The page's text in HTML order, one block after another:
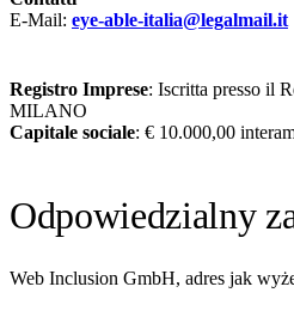
E-Mail: eye-able-italia@legalmail.it
Registro Imprese: Iscritta presso il
MILANO
Capitale sociale: € 10.000,00
Odpowiedzialny
Web Inclusion GmbH, adres jak